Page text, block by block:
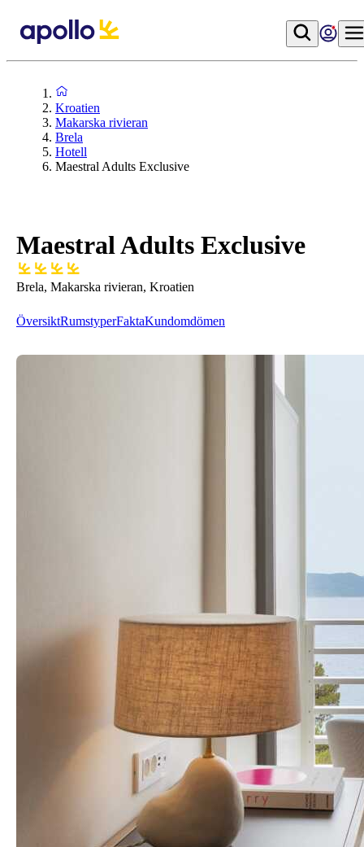
Kroatien
Makarska rivieran
Brela
Hotell
Maestral Adults Exclusive
Maestral Adults Exclusive
Brela, Makarska rivieran, Kroatien
ÖversiktRumstyperFaktaKundomdömen